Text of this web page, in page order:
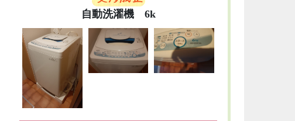
自動洗濯機 6k